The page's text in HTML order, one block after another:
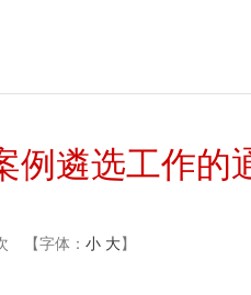
例遴选工作的
【字体： 小 大】